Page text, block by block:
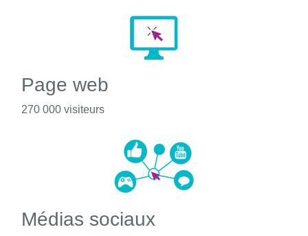
Page web
270 000 visiteurs
Médias sociaux